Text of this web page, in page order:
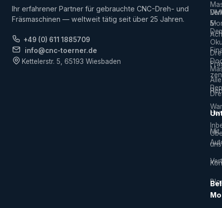
Ihr erfahrener Partner für gebrauchte CNC-Dreh- und
Fräsmaschinen — weltweit tätig seit über 25 Jahren.
+49 (0) 611 1885709
info@cnc-toerner.de
Kettelerstr. 5, 65193 Wiesbaden
5-
Mit
Alle
uns